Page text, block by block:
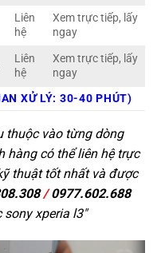
Liên
hệ
Xem trực tiếp, lấy
ngay
Liên
hệ
Xem trực tiếp, lấy
ngay
XỬ LÝ: 30-40 PHÚT)
thuộc vào từng dòng
hàng có thể liên hệ trực
thuật tốt nhất và được
/0977.602.688
sony xperia l3"